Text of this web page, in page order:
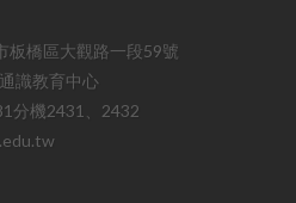
板橋區大觀路一段59號
識教育中心
分機2431、2432